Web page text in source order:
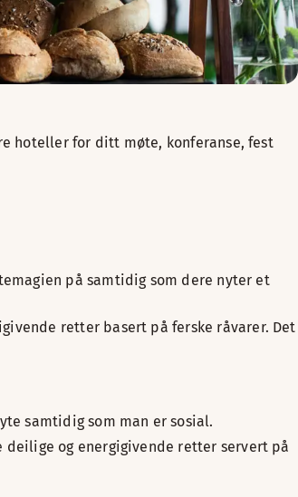
hoteller for ditt møte, konferanse, fest
på samtidig som dere nyter et
retter basert på ferske råvarer. Det
samtidig som man er sosial.
og energigivende retter servert på